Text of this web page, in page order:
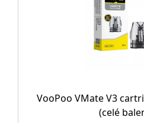
VooPoo VMate V3
(celé